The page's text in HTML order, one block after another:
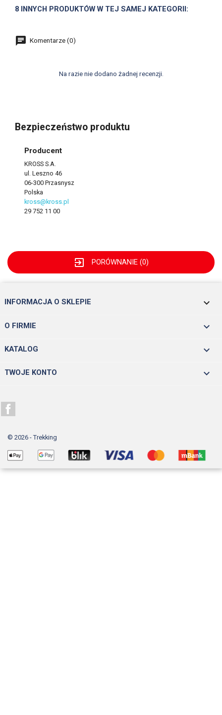
8 INNYCH PRODUKTÓW W TEJ SAMEJ KATEGORII:
Komentarze (0)
Na razie nie dodano żadnej recenzji.
Bezpieczeństwo produktu
Producent
KROSS S.A.
ul. Leszno 46
06-300 Przasnysz
Polska
kross@kross.pl
29 752 11 00
exit_to_app PORÓWNANIE (0)
INFORMACJA O SKLEPIE keyboard_arrow_down
O FIRMIE 
KATALOG 
TWOJE KONTO 
© 2026 - Trekking